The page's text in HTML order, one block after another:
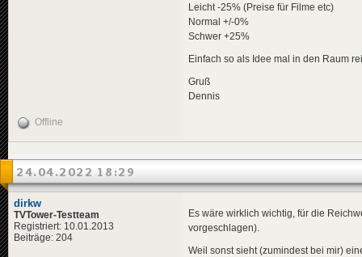
Leicht -25% (Preise für Filme etc)
Normal +/-0%
Schwer +25%
Einfach so als Idee mal in den Raum
Gruß
Dennis
Offline
24.04.2022 18:29
dirkw
TVTower-Testteam
Registriert: 10.01.2013
Beiträge: 204
Es wäre wirklich wichtig, für die
vorgeschlagen).
Weil sonst sieht (zumindest bei mir)